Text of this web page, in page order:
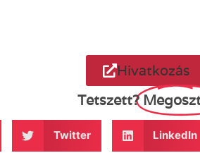
Hivatkozás
Tetszett?
Twitter LinkedIn